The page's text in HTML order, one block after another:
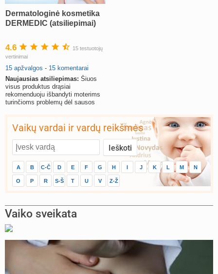
Dermatologinė kosmetika
DERMEDIC (atsiliepimai)
4.6
15 testuotojų
vertinimai
15 apžvalgos - 15 komentarai
Naujausias atsiliepimas: Šiuos
visus produktus drąsiai
rekomenduoju išbandyti moterims
turinčioms problemų dėl sausos
Vaikų vardai ir vardų reikšmės
A B C-Č D E F G H I J K L M N
O P R S-Š T U V Z-Ž
Vaiko sveikata